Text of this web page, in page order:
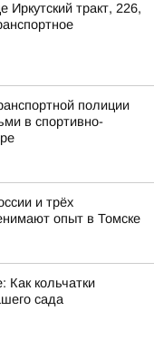
Иркутский тракт, 226,
полиции
в спортивно-
и трёх
опыт в Томске
кольчатки
сада